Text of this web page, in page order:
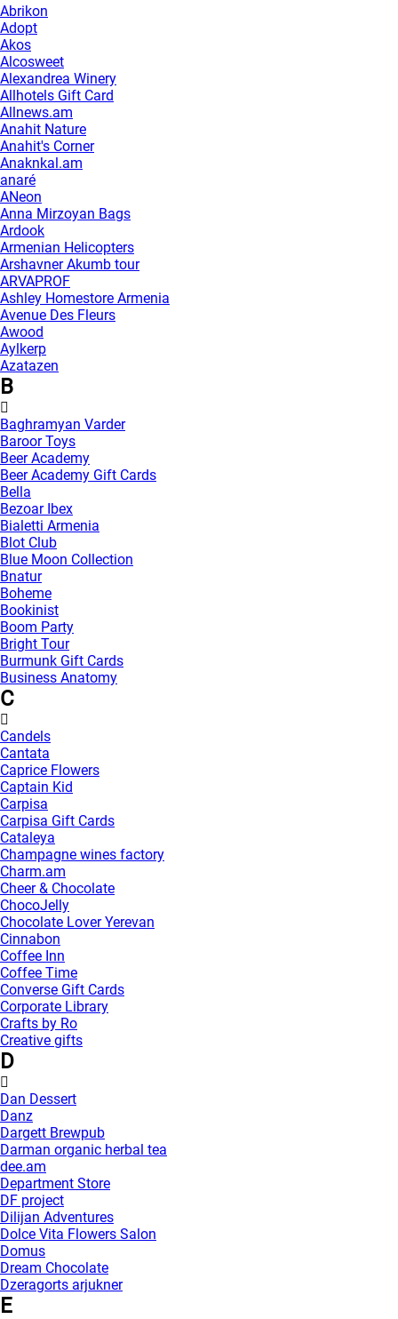
Abrikon
Adopt
Akos
Alcosweet
Alexandrea Winery
Allhotels Gift Card
Allnews.am
Anahit Nature
Anahit's Corner
Anaknkal.am
anaré
ANeon
Anna Mirzoyan Bags
Ardook
Armenian Helicopters
Arshavner Akumb tour
ARVAPROF
Ashley Homestore Armenia
Avenue Des Fleurs
Awood
Aylkerp
Azatazen
B
Baghramyan Varder
Baroor Toys
Beer Academy
Beer Academy Gift Cards
Bella
Bezoar Ibex
Bialetti Armenia
Blot Club
Blue Moon Collection
Bnatur
Boheme
Bookinist
Boom Party
Bright Tour
Burmunk Gift Cards
Business Anatomy
C
Candels
Cantata
Caprice Flowers
Captain Kid
Carpisa
Carpisa Gift Cards
Cataleya
Champagne wines factory
Charm.am
Cheer & Chocolate
ChocoJelly
Chocolate Lover Yerevan
Cinnabon
Coffee Inn
Coffee Time
Converse Gift Cards
Corporate Library
Crafts by Ro
Creative gifts
D
Dan Dessert
Danz
Dargett Brewpub
Darman organic herbal tea
dee.am
Department Store
DF project
Dilijan Adventures
Dolce Vita Flowers Salon
Domus
Dream Chocolate
Dzeragorts arjukner
E